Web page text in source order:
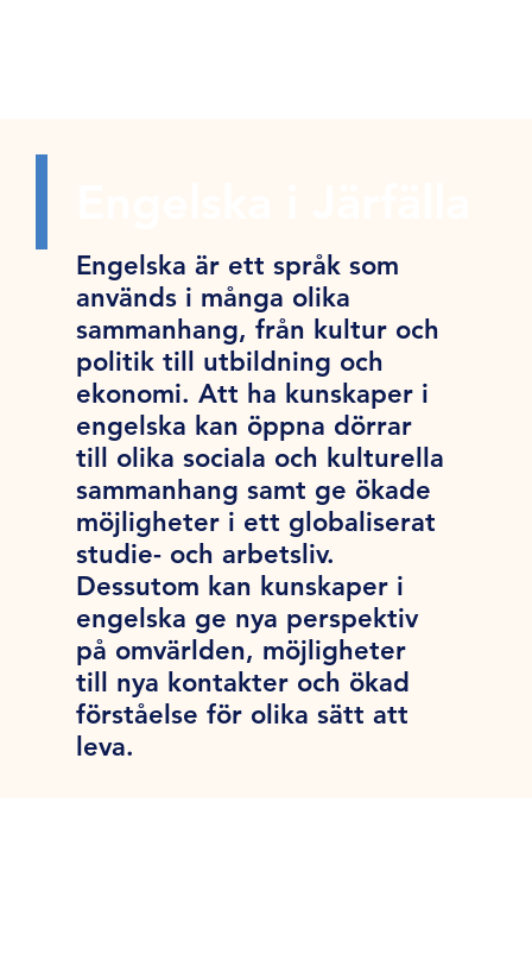
Engelska är ett språk som
används i många olika
sammanhang, från kultur och
politik till utbildning och
ekonomi. Att ha kunskaper i
engelska kan öppna dörrar
till olika sociala och kulturella
sammanhang samt ge ökade
möjligheter i ett globaliserat
studie- och arbetsliv.
Dessutom kan kunskaper i
engelska ge nya perspektiv
på omvärlden, möjligheter
till nya kontakter och ökad
förståelse för olika sätt att
leva.